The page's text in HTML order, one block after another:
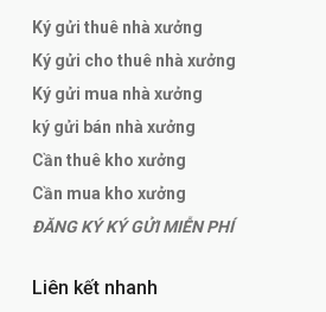
Ký gửi thuê nhà xưởng
Ký gửi cho thuê nhà xưởng
Ký gửi mua nhà xưởng
ký gửi bán nhà xưởng
Cần thuê kho xưởng
Cần mua kho xưởng
ĐĂNG KÝ KÝ GỬI MIỄN PHÍ
Liên kết nhanh